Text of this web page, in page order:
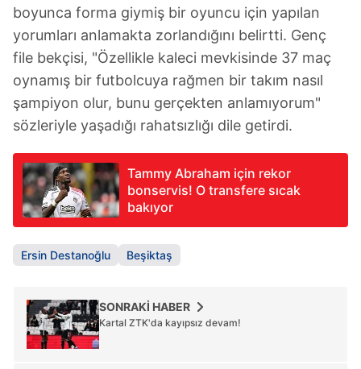
boyunca forma giymiş bir oyuncu için yapılan
yorumları anlamakta zorlandığını belirtti. Genç
file bekçisi, "Özellikle kaleci mevkisinde 37 maç
oynamış bir futbolcuya rağmen bir takım nasıl
şampiyon olur, bunu gerçekten anlamıyorum"
sözleriyle yaşadığı rahatsızlığı dile getirdi.
Tammy Abraham için rekor
bonservis! O transfere sıcak
bakıyor
Ersin Destanoğlu Beşiktaş
SONRAKİ HABER
Kartal ZTK'da kayıpsız devam!